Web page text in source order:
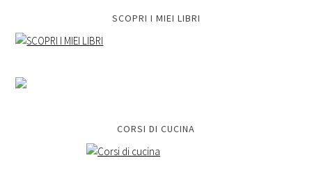
SCOPRI I MIEI LIBRI
CORSI DI CUCINA